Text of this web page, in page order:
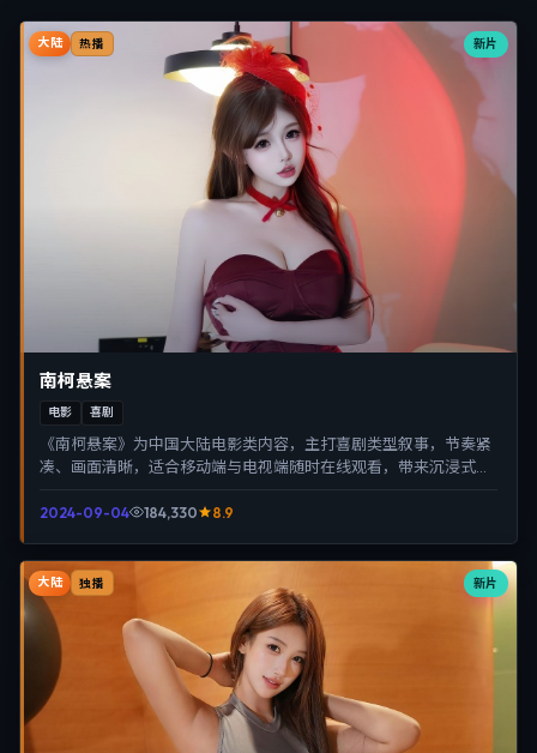
新片
大陆 热播
南柯悬案
电影 喜剧
《南柯悬案》为中国大陆电影类内容，主打喜剧类型叙事，节奏紧
凑、画面清晰，适合移动端与电视端随时在线观看，带来沉浸式视
2024-09-04 184,330 8.9
新片
大陆 独播